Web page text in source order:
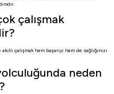
çalışmak
çalışmak hem başarıyı hem de sağlığınızı
neden